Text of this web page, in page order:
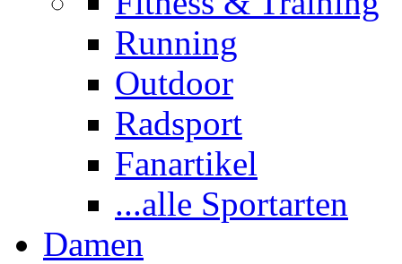
Running
Outdoor
Radsport
Fanartikel
...alle Sportarten
Damen